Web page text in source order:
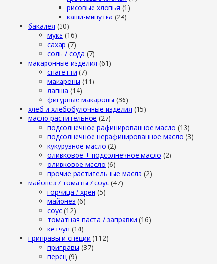
рисовые хлопья (1)
каши-минутка (24)
бакалея (30)
мука (16)
сахар (7)
cоль / cода (7)
макаронные изделия (61)
cпагетти (7)
макароны (11)
лапша (14)
фигурные макароны (36)
хлеб и хлебобулочные изделия (15)
масло растительное (27)
подсолнечное рафинированное масло (13)
подсолнечное нерафинированное масло (3)
кукурузное масло (2)
оливковое + подсолнечное масло (2)
оливковое масло (6)
прочие растительные масла (2)
майонез / томаты / соус (47)
горчица / хрен (5)
майонез (6)
соус (12)
томатная паста / заправки (16)
кетчуп (14)
приправы и специи (112)
приправы (37)
перец (9)